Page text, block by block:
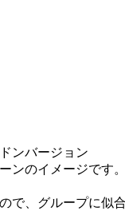
ンバージョン
ンのイメージです。
で、グループに似